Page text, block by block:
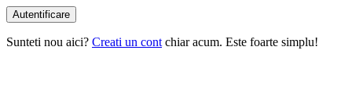
Sunteti nou aici? Creati un cont chiar acum. Este foarte simplu!